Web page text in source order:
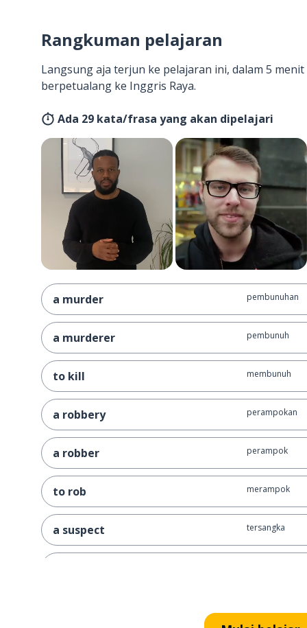
Rangkuman pelajaran
Langsung aja terjun ke pelajaran ini, dalam 5
berpetualang ke Inggris Raya.
Ada 29 kata/frasa yang akan dipelajari
a murder pembunuhan
a murderer pembunuh
to kill membunuh
a robbery perampokan
a robber perampok
to rob merampok
a suspect tersangka